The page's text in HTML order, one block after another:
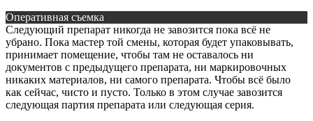
Оперативная съемка
Следующий препарат никогда не завозится пока всё не
убрано. Пока мастер той смены, которая будет упаковывать,
принимает помещение, чтобы там не оставалось ни
документов с предыдущего препарата, ни маркировочных
никаких материалов, ни самого препарата. Чтобы всё было
как сейчас, чисто и пусто. Только в этом случае завозится
следующая партия препарата или следующая серия.